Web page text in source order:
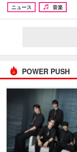
ニュース
音楽
POWER PUSH